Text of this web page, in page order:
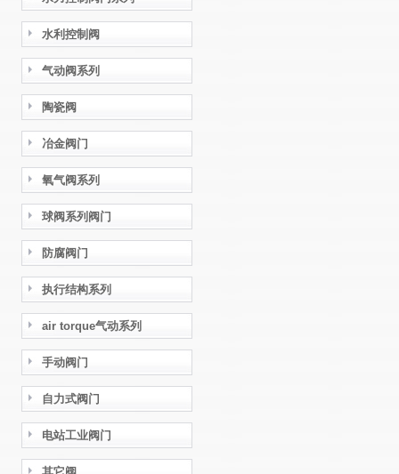
水利控制阀
气动阀系列
陶瓷阀
冶金阀门
氧气阀系列
球阀系列阀门
防腐阀门
执行结构系列
air torque气动系列
手动阀门
自力式阀门
电站工业阀门